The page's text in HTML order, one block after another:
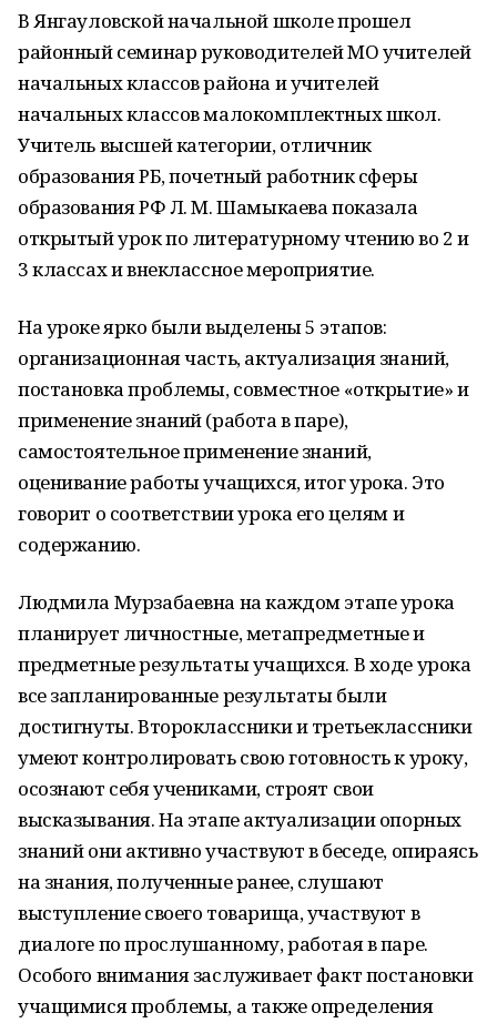
В Янгауловской начальной школе прошел
районный семинар руководителей МО учителей
начальных классов района и учителей
начальных классов малокомплектных школ.
Учитель высшей категории, отличник
образования РБ, почетный работник сферы
образования РФ Л. М. Шамыкаева показала
открытый урок по литературному чтению во 2 и
3 классах и внеклассное мероприятие.
На уроке ярко были выделены 5 этапов:
организационная часть, актуализация знаний,
постановка проблемы, совместное «открытие» и
применение знаний (работа в паре),
самостоятельное применение знаний,
оценивание работы учащихся, итог урока. Это
говорит о соответствии урока его целям и
содержанию.
Людмила Мурзабаевна на каждом этапе урока
планирует личностные, метапредметные и
предметные результаты учащихся. В ходе урока
все запланированные результаты были
достигнуты. Второклассники и третьеклассники
умеют контролировать свою готовность к уроку,
осознают себя учениками, строят свои
высказывания. На этапе актуализации опорных
знаний они активно участвуют в беседе, опираясь
на знания, полученные ранее, слушают
выступление своего товарища, участвуют в
диалоге по прослушанному, работая в паре.
Особого внимания заслуживает факт постановки
учащимися проблемы, а также определения